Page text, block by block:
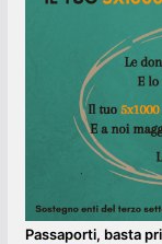
Passaporti, basta